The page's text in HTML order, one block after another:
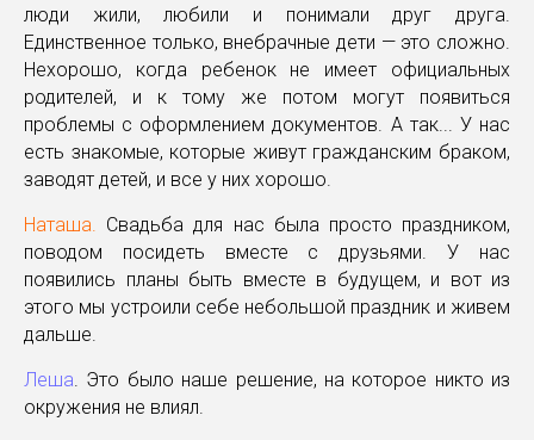
люди жили, любили и понимали друг друга.
Единственное только, внебрачные дети — это сложно.
Нехорошо, когда ребенок не имеет официальных
родителей, и к тому же потом могут появиться
проблемы с оформлением документов. А так... У нас
есть знакомые, которые живут гражданским браком,
заводят детей, и все у них хорошо.
Наташа. Свадьба для нас была просто праздником,
поводом посидеть вместе с друзьями. У нас
появились планы быть вместе в будущем, и вот из
этого мы устроили себе небольшой праздник и живем
дальше.
Леша . Это было наше решение, на которое никто из
окружения не влиял.